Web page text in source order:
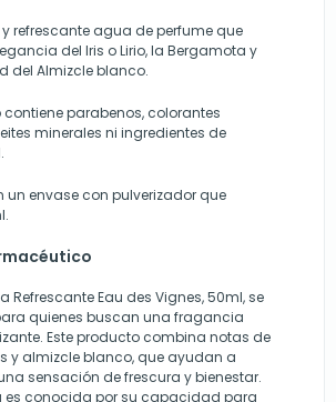
refrescante agua de perfume que
del Iris o Lirio, la Bergamota y
del Almizcle blanco.
contiene parabenos, colorantes
minerales ni ingredientes de
un envase con pulverizador que
Refrescante Eau des Vignes, 50ml, se
quienes buscan una fragancia
Este producto combina notas de
y almizcle blanco, que ayudan a
sensación de frescura y bienestar.
es conocida por su capacidad para